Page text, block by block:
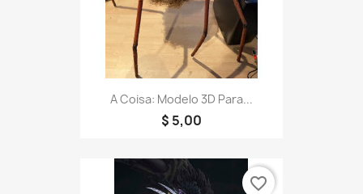
A Coisa: Modelo 3D Para...
$ 5,00
favorite_border